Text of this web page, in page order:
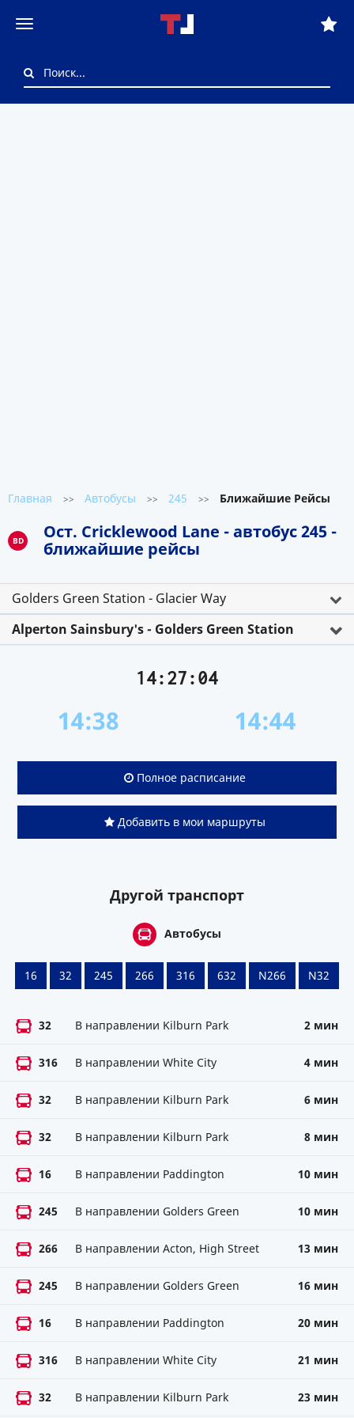
Главная >> Автобусы >> 245 >> Ближайшие Рейсы
BD
Ост. Cricklewood Lane - автобус 245 -
ближайшие рейсы
Golders Green Station - Glacier Way
Alperton Sainsbury's - Golders Green Station
14:27:04
14:38 14:44
Полное расписание
Добавить в мои маршруты
Другой транспорт
Автобусы
16 32 245 266 316 632 N266 N32
32 В направлении Kilburn Park 2 мин
316 В направлении White City 4 мин
32 В направлении Kilburn Park 6 мин
32 В направлении Kilburn Park 8 мин
16 В направлении Paddington 10 мин
245 В направлении Golders Green 10 мин
266 В направлении Acton, High Street 13 мин
245 В направлении Golders Green 16 мин
16 В направлении Paddington 20 мин
316 В направлении White City 21 мин
32 В направлении Kilburn Park 23 мин